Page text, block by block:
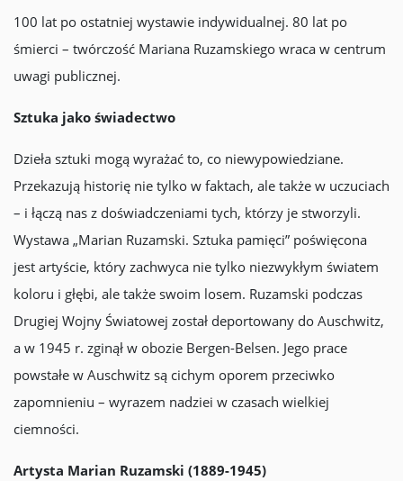
100 lat po ostatniej wystawie indywidualnej. 80 lat po
śmierci – twórczość Mariana Ruzamskiego wraca w centrum
uwagi publicznej.
Sztuka jako świadectwo
Dzieła sztuki mogą wyrażać to, co niewypowiedziane.
Przekazują historię nie tylko w faktach, ale także w uczuciach
– i łączą nas z doświadczeniami tych, którzy je stworzyli.
Wystawa „Marian Ruzamski. Sztuka pamięci” poświęcona
jest artyście, który zachwyca nie tylko niezwykłym światem
koloru i głębi, ale także swoim losem. Ruzamski podczas
Drugiej Wojny Światowej został deportowany do Auschwitz,
a w 1945 r. zginął w obozie Bergen-Belsen. Jego prace
powstałe w Auschwitz są cichym oporem przeciwko
zapomnieniu – wyrazem nadziei w czasach wielkiej
ciemności.
Artysta Marian Ruzamski (1889-1945)